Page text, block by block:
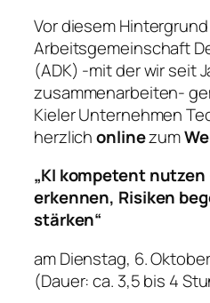
Vor diesem
Arbeitsgemeinschaft
(ADK) -mit der wir seit
zusammenarbeiten-
Kieler Unternehmen
herzlichonlinezum
„KI kompetent
erkennen, Risiken
stärken“
am Dienstag, 6.
(Dauer: ca. 3,5 bis 4